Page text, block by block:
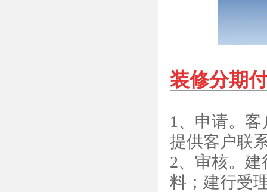
装修分期
1、申请。客
提供客户联
2、审核。
料；建行受